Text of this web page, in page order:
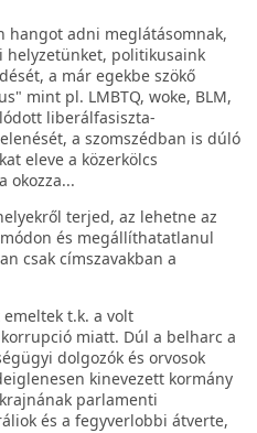
hangot adni meglátásomnak,
helyzetünket, politikusaink
a már egekbe szökő
mint pl. LMBTQ, woke, BLM,
liberálfasiszta-
a szomszédban is dúló
eleve a közerkölcs
okozza...
terjed, az lehetne az
és megállíthatatlanul
csak címszavakban a
t.k. a volt
miatt. Dúl a belharc a
dolgozók és orvosok
kinevezett kormány
parlamenti
és a fegyverlobbi átverte,